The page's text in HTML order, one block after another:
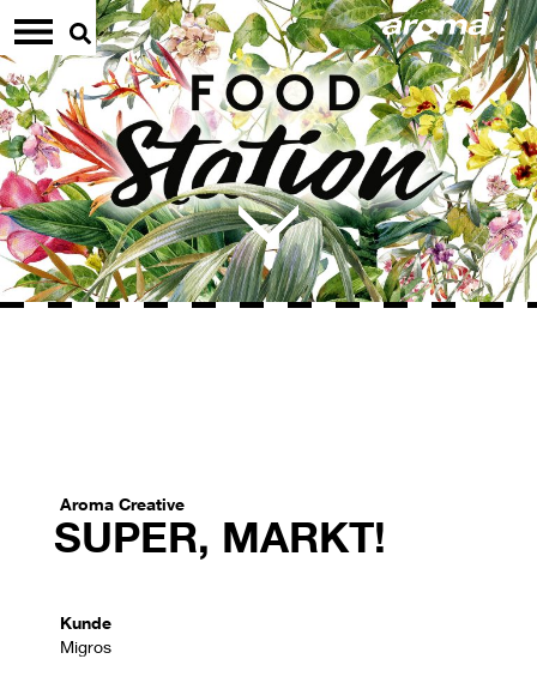
Aroma Creative
SUPER, MARKT!
Kunde
Migros